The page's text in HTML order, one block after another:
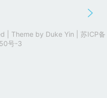
| Theme by Duke Yin
苏ICP备
号-3